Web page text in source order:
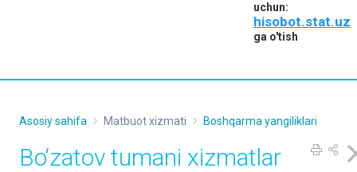
uchun:
hisobot.stat.uz
ga o'tish
Asosiy sahifa Matbuot xizmati Boshqarma yangiliklari
Bo‘zatov tumani xizmatlar